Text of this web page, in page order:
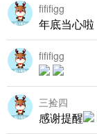
fififigg
年底当心啦
fififigg
三捡四
感谢提醒